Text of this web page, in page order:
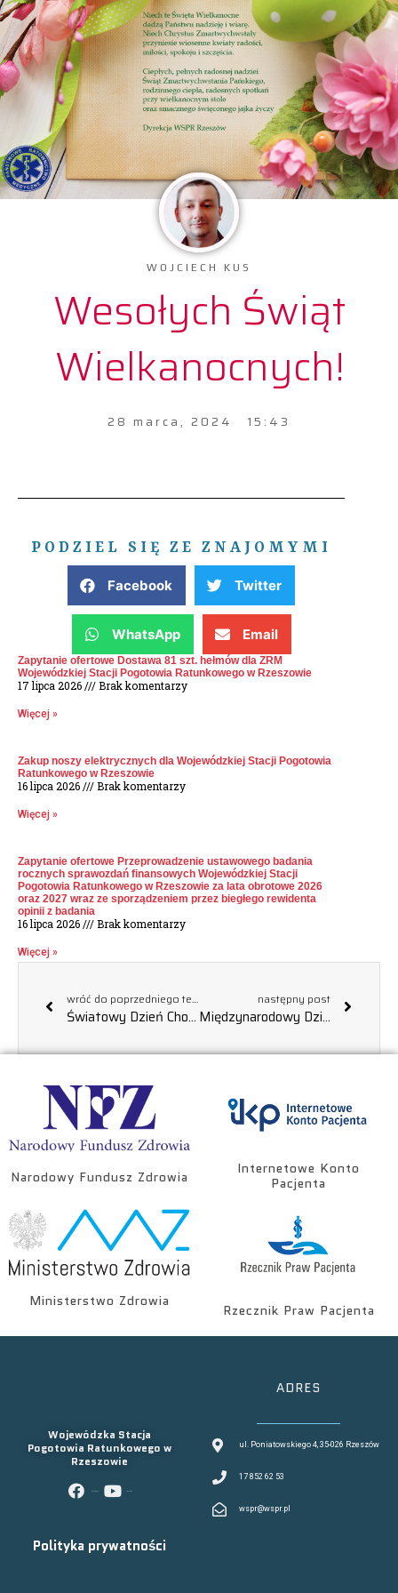
WOJCIECH KUS
Wesołych Świąt
Wielkanocnych!
28 marca, 2024 15:43
PODZIEL SIĘ ZE ZNAJOMYMI
Facebook Twitter
WhatsApp Email
Zapytanie ofertowe Dostawa 81 szt. hełmów dla ZRM
Wojewódzkiej Stacji Pogotowia Ratunkowego w Rzeszowie
17 lipca 2026 Brak komentarzy
Więcej »
Zakup noszy elektrycznych dla Wojewódzkiej Stacji Pogotowia
Ratunkowego w Rzeszowie
16 lipca 2026 Brak komentarzy
Więcej »
Zapytanie ofertowe Przeprowadzenie ustawowego badania
rocznych sprawozdań finansowych Wojewódzkiej Stacji
Pogotowia Ratunkowego w Rzeszowie za lata obrotowe 2026
oraz 2027 wraz ze sporządzeniem przez biegłego rewidenta
opinii z badania
16 lipca 2026 Brak komentarzy
Więcej »
wróć do poprzedniego tematu
Światowy Dzień Chorego
następny post
Międzynarodowy Dzień Pielęgniarek i Położnych
Narodowy Fundusz Zdrowia
Internetowe Konto
Pacjenta
Ministerstwo Zdrowia
Rzecznik Praw Pacjenta
Wojewódzka Stacja
Pogotowia Ratunkowego w
Rzeszowie
Polityka prywatności
ADRES
ul. Poniatowskiego 4, 35-026 Rzeszów
17 852 62 53
wspr@wspr.pl